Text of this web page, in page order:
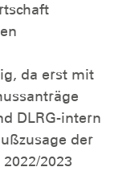
da erst mit
DLRG-intern
der
2023